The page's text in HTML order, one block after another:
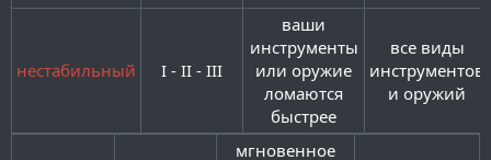
нестабильный I - II - III​
ваши
инструменты
или оружие
ломаются
быстрее​
все виды
инструментов
и оружий​
мгновенное